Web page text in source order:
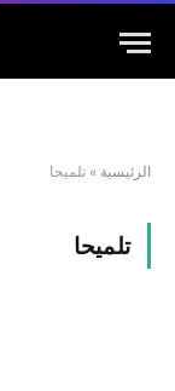
الرئيسية »تلميحا
تلميحا